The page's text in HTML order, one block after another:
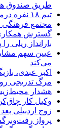
طریق صندوق
تیم ۱۸ نفره درمان اردبیل در مهران مستقر می‌شود
مجتمع فرهنگی
گسترش همکاری
بارانداز ریلی
عیین سهم
می‌کند
اکبر عبدی،
مرگ تدریجی
هشدار
وکیل کار
زوج اردبیلی بعد از ۲۴ سال آشتی
پرواز